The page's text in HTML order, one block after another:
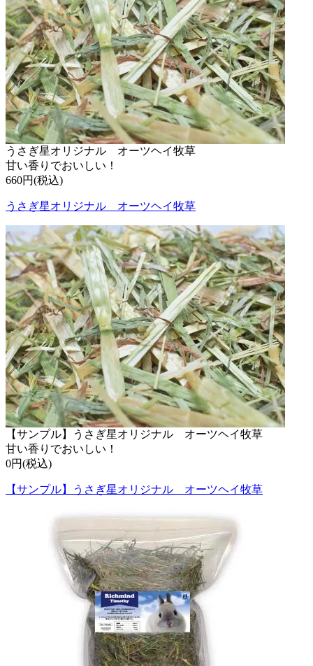
うさぎ星オリジナル オーツヘイ牧草
甘い香りでおいしい！
660円(税込)
うさぎ星オリジナル オーツヘイ牧草
【サンプル】うさぎ星オリジナル オーツヘイ牧草
甘い香りでおいしい！
0円(税込)
【サンプル】うさぎ星オリジナル オーツヘイ牧草